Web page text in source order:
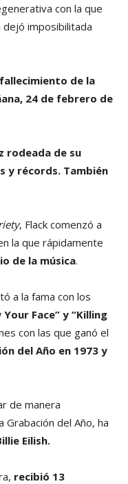
con la que
imposibilitada
de la
24 de febrero de
rodeada de su
y récords. También
, Flack comenzó a
la que rápidamente
de la música.
a la fama con los
Face” y “Killing
con las que ganó el
del Año en 1973 y
de manera
del Año, ha
Eilish.
recibió 13